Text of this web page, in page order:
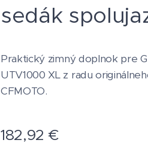
sedák
Praktický zimný doplnok pre
UTV1000 XL z radu
CFMOTO.
182,92 €